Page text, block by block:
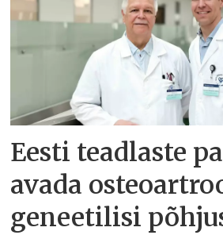
Eesti teadlaste
avada
geneetilisi